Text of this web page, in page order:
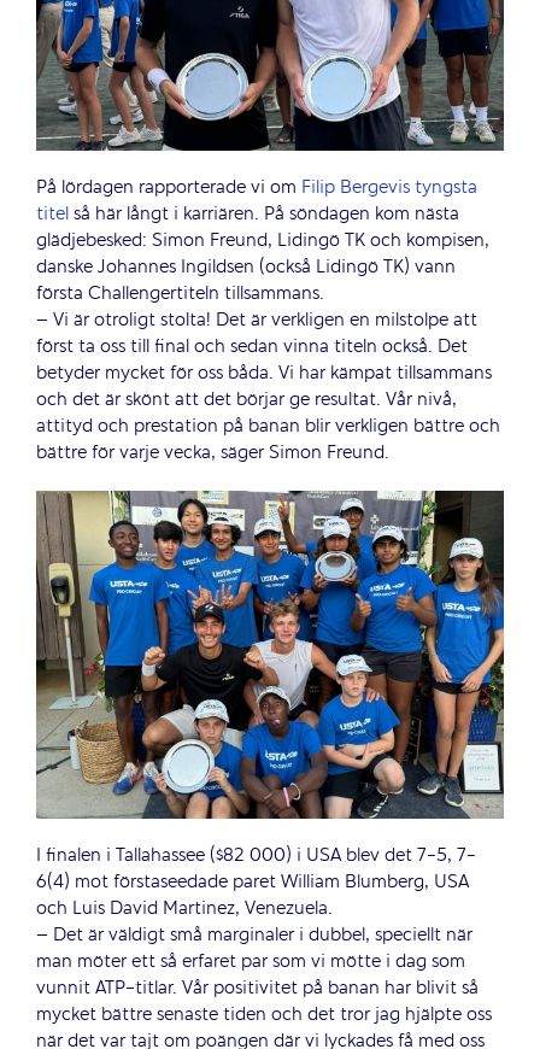
På lördagen rapporterade vi om Filip Bergevis tyngsta
titelså här långt i karriären. På söndagen kom nästa
glädjebesked: Simon Freund, Lidingö TK och kompisen,
danske Johannes Ingildsen (också Lidingö TK) vann
första Challengertiteln tillsammans.
– Vi är otroligt stolta! Det är verkligen en milstolpe att
först ta oss till final och sedan vinna titeln också. Det
betyder mycket för oss båda. Vi har kämpat tillsammans
och det är skönt att det börjar ge resultat. Vår nivå,
attityd och prestation på banan blir verkligen bättre och
bättre för varje vecka, säger Simon Freund.
I finalen i Tallahassee ($82 000) i USA blev det 7-5, 7-
6(4) mot förstaseedade paret William Blumberg, USA
och Luis David Martinez, Venezuela.
– Det är väldigt små marginaler i dubbel, speciellt när
man möter ett så erfaret par som vi mötte i dag som
vunnit ATP-titlar. Vår positivitet på banan har blivit så
mycket bättre senaste tiden och det tror jag hjälpte oss
när det var tajt om poängen där vi lyckades få med oss